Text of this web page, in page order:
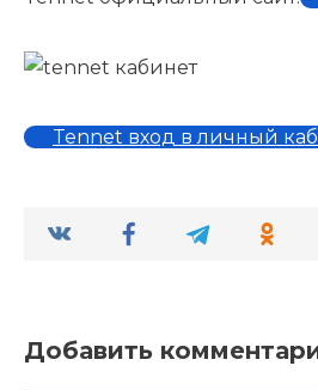
Tennet вход в личный
Добавить